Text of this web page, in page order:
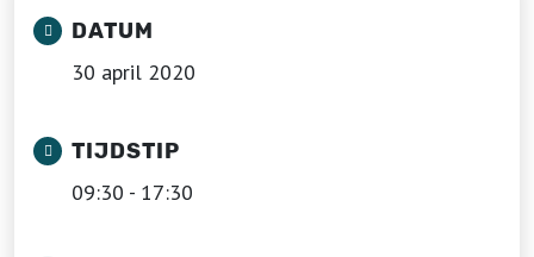
DATUM
30 april 2020
TIJDSTIP
09:30 - 17:30